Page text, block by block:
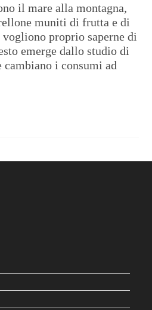
il mare alla montagna,
muniti di frutta e di
proprio saperne di
emerge dallo studio di
i consumi ad